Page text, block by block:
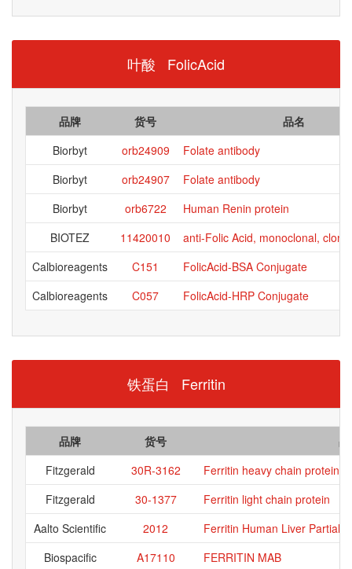
叶酸 FolicAcid
品牌 货号
品名
Biorbyt
orb24909
Folate antibody
Biorbyt
orb24907
Folate antibody
Biorbyt
orb6722
Human Renin protein
BIOTEZ
11420010
anti-Folic Acid, monoclonal,
Calbioreagents
C151
FolicAcid-BSA Conjugate
Calbioreagents
C057 FolicAcid-HRP Conjugate
铁蛋白 Ferritin
品牌 货号
Fitzgerald
30R-3162
Ferritin heavy chain protein
Fitzgerald
30-1377
Ferritin light chain protein
Aalto Scientific
2012
Ferritin Human Liver Partially
Biospacific
A17110
FERRITIN MAB